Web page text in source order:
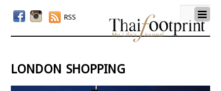
RSS
london shopping